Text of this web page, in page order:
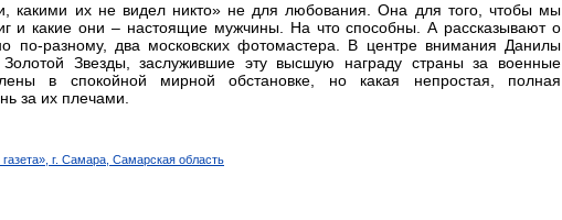
какими их не видел никто» не для любования. Она для того, чтобы мы
и какие они – настоящие мужчины. На что способны. А рассказывают о
по-разному, два московских фотомастера. В центре внимания Данилы
Звезды, заслужившие эту высшую награду страны за военные
в спокойной мирной обстановке, но какая непростая, полная
за их плечами.
г. Самара, Самарская область